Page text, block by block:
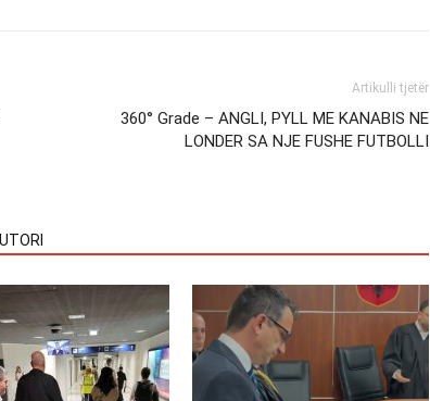
Artikulli tjetër
360° Grade – ANGLI, PYLL ME KANABIS NE
LONDER SA NJE FUSHE FUTBOLLI